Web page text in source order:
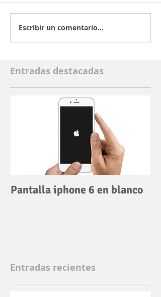
Escribir un comentario...
Entradas destacadas
Pantalla iphone 6 en blanco
Entradas recientes